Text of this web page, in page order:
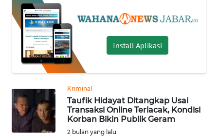
Install Aplikasi
Kriminal
Taufik Hidayat Ditangkap Usai
Transaksi Online Terlacak, Kondisi
Korban Bikin Publik Geram
2 bulan yang lalu
NUSANTARA
SERBA-
SERBI
KHAS
OPINI
PRIANGAN